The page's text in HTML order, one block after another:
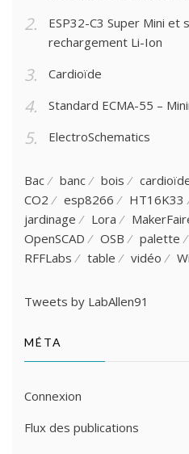
ESP32-C3 Super Mini et
rechargement Li-Ion
Cardioïde
Standard ECMA-55 –
ElectroSchematics
Bac banc bois
CO2
esp8266 HT16K33
jardinage
Lora
OpenSCAD
OSB palette
RFFLabs
table vidéo
Tweets by LabAllen91
MÉTA
Connexion
Flux des publications